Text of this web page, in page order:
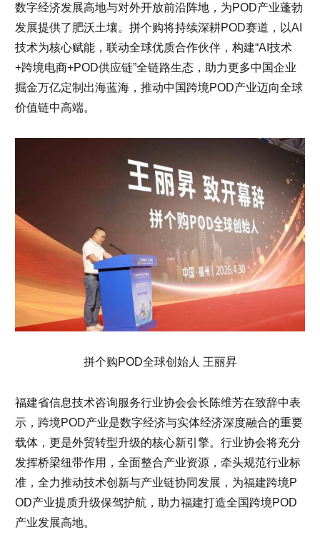
数字经济发展高地与对外开放前沿阵地，为POD产业蓬勃
发展提供了肥沃土壤。拼个购将持续深耕POD赛道，以AI
技术为核心赋能，联动全球优质合作伙伴，构建“AI技术
+跨境电商+POD供应链”全链路生态，助力更多中国企业
掘金万亿定制出海蓝海，推动中国跨境POD产业迈向全球
价值链中高端。
拼个购POD全球创始人 王丽昇
福建省信息技术咨询服务行业协会会长陈维芳在致辞中表
示，跨境POD产业是数字经济与实体经济深度融合的重要
载体，更是外贸转型升级的核心新引擎。行业协会将充分
发挥桥梁纽带作用，全面整合产业资源，牵头规范行业标
准，全力推动技术创新与产业链协同发展，为福建跨境P
OD产业提质升级保驾护航，助力福建打造全国跨境POD
产业发展高地。